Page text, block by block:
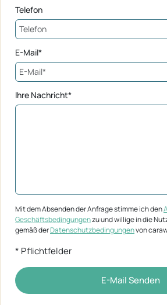
Telefon
E-Mail*
Ihre Nachricht*
Mit dem Absenden der Anfrage stimme ich den
Geschäftsbedingungenzu und willige in die
gemäß derDatenschutzbedingungenvon
* Pflichtfelder
E-Mail Senden